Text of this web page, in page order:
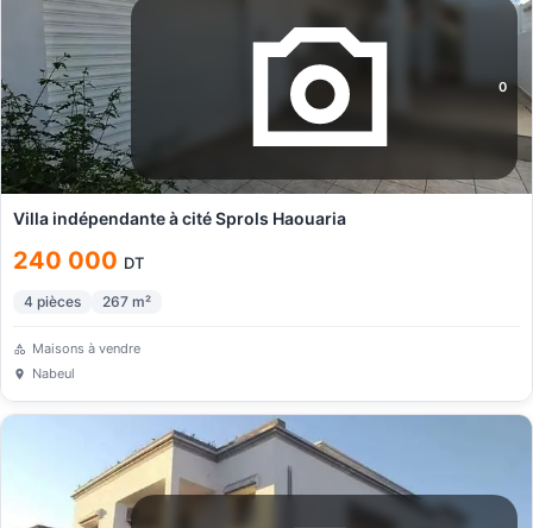
0
Villa indépendante à cité Sprols Haouaria
240 000 DT
4 pièces 267 m²
Maisons à vendre
Nabeul